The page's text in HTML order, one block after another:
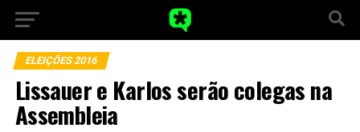
ELEIÇÕES 2016
Lissauer e Karlos serão colegas na
Assembleia